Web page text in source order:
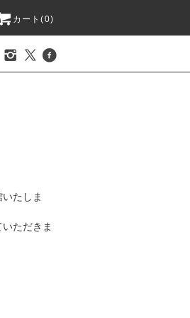
カート(0)
たしま
ただきま